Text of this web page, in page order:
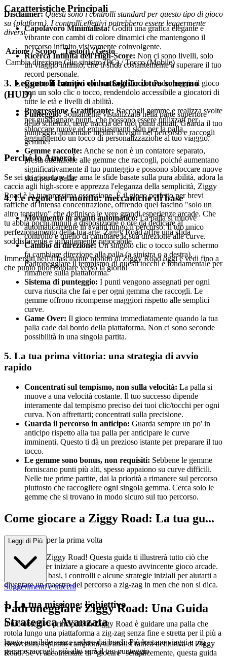
Caratteristiche Principali
Capolavoro Minimalista:Goditi una grafica elegante e
vibrante con cambi di colore dinamici che mantengono il
percorso infinito visivamente coinvolgente.
Ricerca Infinita dell'High-Score: Non ci sono livelli, solo
un viaggio infinito, che ti sfida costantemente a superare il tuo
record personale.
Controlli Intuitivi con un Solo Tocco:Padroneggia il gioco
con un solo clic o tocco, rendendolo accessibile a giocatori di
tutte le età e livelli di abilità.
Progressione Gratificante: Raccogli gemme e realizza svolte
per guadagnare punti, che possono essere utilizzati per
sbloccare nuove ed entusiasmanti skin per la palla,
aggiungendo un tocco di personalizzazione al tuo viaggio.
Perché lo Amerai
Se sei un giocatore che ama le sfide basate sulla pura abilità, adora la
caccia agli high-score e apprezza l'eleganza della semplicità, Ziggy
Road è la tua prossima ossessione. È il gioco perfetto per brevi
raffiche di intensa concentrazione, offrendo quel fascino "solo un
altro tentativo" che definisce le vere grandi esperienze arcade. Che
tu abbia pochi minuti a disposizione o ore da dedicare al
perfezionamento della tua arte, Ziggy Road offre una sfida
soddisfacente e infinitamente rigiocabile.
Immergiti nell'affascinante mondo di Ziggy Road oggi e vedi fino a
che punto puoi rotolare verso la gloria!
Disclaimer: Questi sono i controlli standard per questo tipo di gioco
su {platform}. I controlli effettivi potrebbero essere leggermente
diversi.
Azione / Scopo
Tasto(i) / Gesto
Cambia direzione Clic sinistro (PC) / Tocco (Mobile)
3. Leggere il campo di battaglia: il tuo schermo
(HUD)
Punteggio:Solitamente visualizzato nella parte superiore
dello schermo, tiene traccia dei tuoi punti attuali. Guarda il tuo
punteggio aumentare mentre navighi nel percorso e raccogli
gemme!
Gemme raccolte: Anche se non è un contatore separato,
presta attenzione alle gemme che raccogli, poiché aumentano
significativamente il tuo punteggio e possono sbloccare nuove
skin per la palla.
4. Le regole del mondo: meccaniche di base
Movimento in avanti automatico:La palla si muove
automaticamente in avanti lungo il percorso. Il tuo unico
controllo è quello di cambiare la sua direzione alle curve.
Cambio di direzione: Un singolo clic o tocco sullo schermo
fa cambiare direzione alla palla (a sinistra o a destra).
Padroneggiare il tempismo di questi tocchi è fondamentale per
rimanere sulla piattaforma.
Sistema di punteggio: I punti vengono assegnati per ogni
curva riuscita che fai e per ogni gemma che raccogli. Le
gemme offrono ricompense maggiori rispetto alle semplici
curve.
Game Over: Il gioco termina immediatamente quando la tua
palla cade dal bordo della piattaforma. Non ci sono seconde
possibilità in una singola partita.
5. La tua prima vittoria: una strategia di avvio
rapido
Concentrati sul tempismo, non sulla velocità: La palla si
muove a una velocità costante. Il tuo successo dipende
interamente dal tempismo preciso dei tuoi clic/tocchi per ogni
curva. Non affrettarti; concentrati sulla precisione.
Guarda il percorso in anticipo: Guarda sempre un po' in
anticipo rispetto alla tua palla per anticipare le curve
imminenti. Questo ti dà un prezioso istante per preparare il tuo
tocco.
Le gemme sono bonus, non requisiti: Sebbene le gemme
forniscano punti più alti, spesso appaiono su curve difficili.
Nelle tue prime partite, dai la priorità a rimanere sul percorso
piuttosto che raccogliere ogni singola gemma. Cerca solo le
gemme che si trovano in modo sicuro sul tuo percorso.
Come giocare a Ziggy Road: La tua gu...
ida completa per la prima volta
Benvenuto a Ziggy Road! Questa guida ti illustrerà tutto ciò che
devi sapere per iniziare a giocare a questo avvincente gioco arcade.
Tratteremo le basi, i controlli e alcune strategie iniziali per aiutarti a
diventare un maestro del percorso a zig-zag in men che non si dica.
1. La tua missione: l'obiettivo
Il tuo obiettivo principale in Ziggy Road è guidare una palla che
rotola lungo una piattaforma a zig-zag senza fine e stretta per il più a
lungo possibile senza cadere dai bordi. Più lontano viaggi e più
gemme raccogli, più alto sarà il tuo punteggio.
Leggi di Più
Suggerimenti e trucchi
Padroneggiare Ziggy Road: Una Guida
Strategica Avanzata
Benvenuti, aspiranti campioni, all'analisi tattica definitiva di Ziggy
Road. Se vi accontentate di "giocare" semplicemente, questa guida